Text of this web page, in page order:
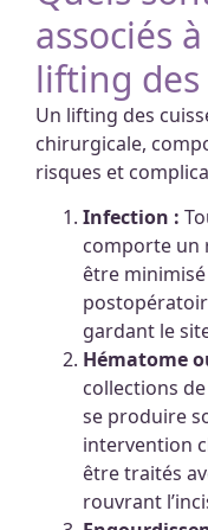
associés
lifting des
Un lifting des
chirurgicale,
risques et
Infection :
comporte un
être
gardant le
Hématome
collections
se produire
intervention
être traités
rouvrant